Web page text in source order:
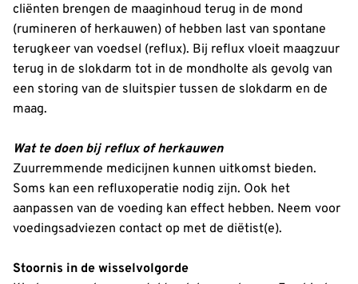
cliënten brengen de maaginhoud terug in de mond
(rumineren of herkauwen) of hebben last van spontane
terugkeer van voedsel (reflux). Bij reflux vloeit maagzuur
terug in de slokdarm tot in de mondholte als gevolg van
een storing van de sluitspier tussen de slokdarm en de
maag.
Wat te doen bij reflux of herkauwen
Zuurremmende medicijnen kunnen uitkomst bieden.
Soms kan een refluxoperatie nodig zijn. Ook het
aanpassen van de voeding kan effect hebben. Neem voor
voedingsadviezen contact op met de diëtist(e).
Stoornis in de wisselvolgorde